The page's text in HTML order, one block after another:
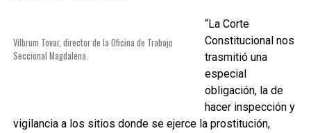
Vilbrum Tovar, director de la Oficina de Trabajo
Seccional Magdalena.
“La Corte
Constitucional nos
trasmitió una
especial
obligación, la de
hacer inspección y
vigilancia a los sitios donde se ejerce la prostitución,